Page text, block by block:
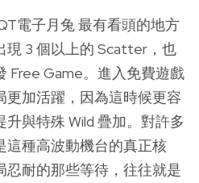
電子月兔 最有看頭的地方
現 3 個以上的 Scatter，也
Free Game。進入免費遊戲
加活躍，因為這時候更容
與特殊 Wild 疊加。對許多
這種高波動機台的真正核
耐的那些等待，往往就是